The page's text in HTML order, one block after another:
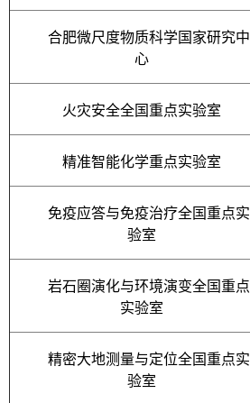
合肥微尺度物质科学国家研究中
心
火灾安全全国重点实验室
精准智能化学重点实验室
免疫应答与免疫治疗全国重点实
验室
岩石圈演化与环境演变全国重点
实验室
精密大地测量与定位全国重点实
验室